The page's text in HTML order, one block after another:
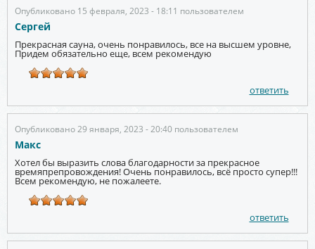
Опубликовано 15 февраля, 2023 - 18:11 пользователем
Сергей
Прекрасная сауна, очень понравилось, все на высшем уровне,
Придем обязательно еще, всем рекомендую
ответить
Опубликовано 29 января, 2023 - 20:40 пользователем
Макс
Хотел бы выразить слова благодарности за прекрасное
времяпрепровождения! Очень понравилось, всё просто супер!!!
Всем рекомендую, не пожалеете.
ответить